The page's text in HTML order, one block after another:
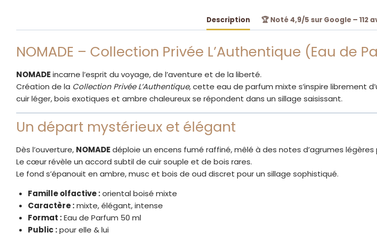
Description 🏆 Noté 4,9/5 sur Google – 112
NOMADE – Collection Privée L’Authentique (Eau de
NOMADEincarne l’esprit du voyage, de l’aventure et de la liberté.
Création de la Collection Privée L’Authentique, cette eau de parfum mixte s’inspire librement
cuir léger, bois exotiques et ambre chaleureux se répondent dans un sillage saisissant.
Un départ mystérieux et élégant
Dès l’ouverture, NOMADEdéploie un encens fumé raffiné, mêlé à des notes d’agrumes
Le cœur révèle un accord subtil de cuir souple et de bois rares.
Le fond s’épanouit en ambre, musc et bois de oud discret pour un sillage sophistiqué.
Famille olfactive :oriental boisé mixte
Caractère :mixte, élégant, intense
Format :Eau de Parfum 50 ml
Public :pour elle & lui